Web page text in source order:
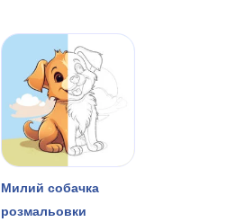
Милий собачка
розмальовки